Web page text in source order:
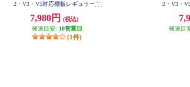
2・V3・V5対応棚板レギュラーサ
7,980円
(税込)
発送目安: 10営業日
(1件)
2・V3・
発送目